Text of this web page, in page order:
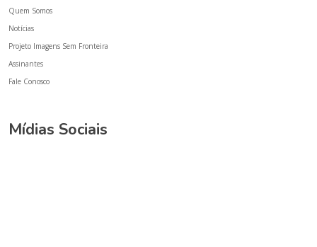
Quem Somos
Notícias
Projeto Imagens Sem Fronteira
Assinantes
Fale Conosco
Mídias Sociais